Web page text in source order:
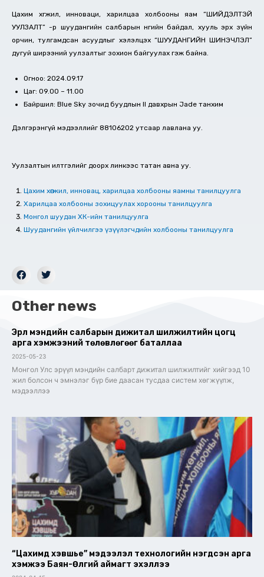
Цахим хөгжил, инноваци, харилцаа холбооны яам “ШИЙДЭЛТЭЙ
УУЛЗАЛТ” -р шуудангийн салбарын өнөөгийн байдал, хууль эрх зүйн
орчин, тулгамдсан асуудлыг хэлэлцэх “ШУУДАНГИЙН ШИНЭЧЛЭЛ”
дугуй ширээний уулзалтыг зохион байгуулах гэж байна.
Огноо: 2024.09.17
Цаг: 09.00 – 11.00
Байршил: Blue Sky зочид буудлын II давхрын Jade танхим
Дэлгэрэнгүй мэдээллийг 88106202 утсаар лавлана уу.
Уулзалтын илтгэлийг доорх линкээс татан авна уу.
Цахим хөгжил, инновац, харилцаа холбооны яамны танилцуулга
Харилцаа холбооны зохицуулах хорооны танилцуулга
Монгол шуудан ХК-ийн танилцуулга
Шуудангийн үйлчилгээ үзүүлэгчдийн холбооны танилцуулга
Other news
Эрүүл мэндийн салбарын дижитал шилжилтийн цогц
арга хэмжээний төлөвлөгөөг баталлаа
2025-05-23
Монгол Улс эрүүл мэндийн салбарт дижитал шилжилтийг хийгээд 10
жил болсон ч эмнэлэг бүр бие даасан тусдаа систем хөгжүүлж,
мэдээллээ
“Цахимд хэвшье” мэдээлэл технологийн нэгдсэн арга
хэмжээ Баян-Өлгий аймагт эхэллээ